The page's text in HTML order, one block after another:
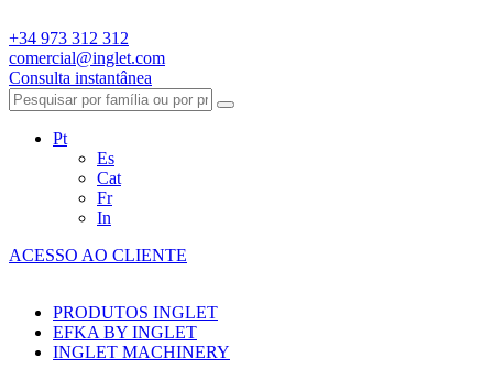
+34 973 312 312
comercial@inglet.com
Consulta instantânea
Pt
Es
Cat
Fr
In
ACESSO AO CLIENTE
PRODUTOS INGLET
EFKA BY INGLET
INGLET MACHINERY